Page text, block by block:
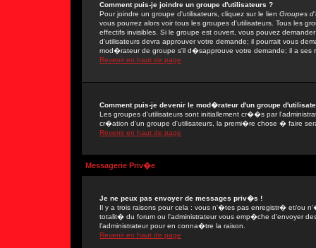
Comment puis-je joindre un groupe d'utilisateurs ?
Pour joindre un groupe d'utilisateurs, cliquez sur le lien Groupes
vous pourrez alors voir tous les groupes d'utilisateurs. Tous les
effectifs invisibles. Si le groupe est ouvert, vous pouvez
d'utilisateurs devra approuver votre demande; il pourrait vous
mod�rateur de groupe s'il d�sapprouve votre demande; il a ses
Revenir en haut de page
Comment puis-je devenir le mod�rateur d'un groupe
Les groupes d'utilisateurs sont initiallement cr��s par
cr�ation d'un groupe d'utilisateurs, la premi�re chose � faire
Revenir en haut de page
Messagerie Priv�e
Je ne peux pas envoyer de messages priv�s !
Il y a trois raisons pour cela : vous n'�tes pas enregistr� et/ou
totalit� du forum ou l'administrateur vous emp�che d'envoyer
l'administrateur pour en conna�tre la raison.
Revenir en haut de page